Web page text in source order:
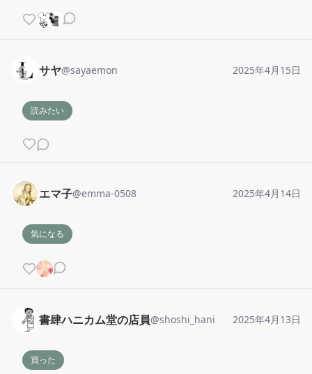
サヤ@sayaemon 2025年4月15日
読みたい
エマ子@emma-0508 2025年4月14日
気になる
書肆ハニカム堂の店員@shoshi_hani 2025年4月13日
買った